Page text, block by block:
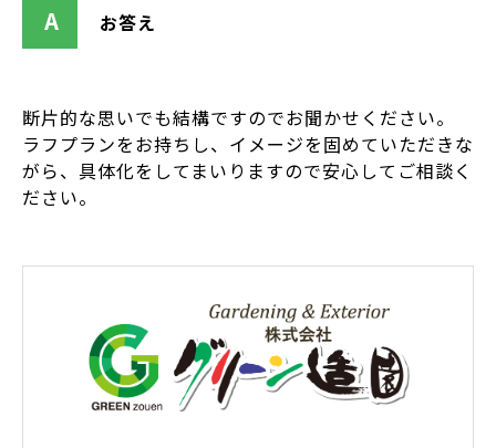
お答え
断片的な思いでも結構ですのでお聞かせください。
ラフプランをお持ちし、イメージを固めていただきな
がら、具体化をしてまいりますので安心してご相談く
ださい。